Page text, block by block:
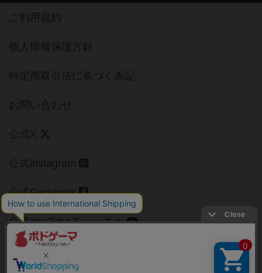
ご利用規約
個人情報保護方針
特定商取引法に基づく表記
お問い合わせ
公式X
公式instagram
公式Facebook
公式YouTubeチャンネル